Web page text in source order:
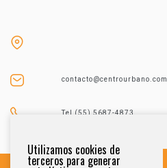
contacto@centrourbano.com
Tel (55) 5687-4873
Utilizamos cookies de
terceros para generar